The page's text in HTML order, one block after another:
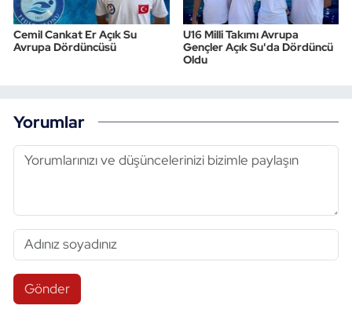
Cemil Cankat Er Açık Su
Avrupa Dördüncüsü
U16 Milli Takımı Avrupa
Gençler Açık Su'da Dördüncü
Oldu
Yorumlar
Gönder